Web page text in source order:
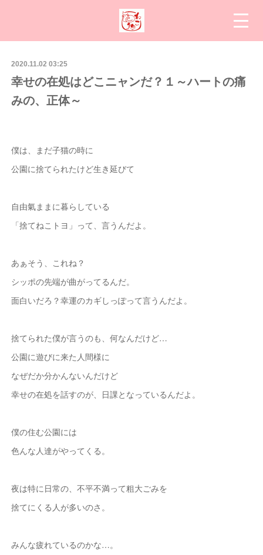
2020.11.02 03:25
幸せの在処はどこニャンだ？１～ハートの痛
みの、正体～
僕は、まだ子猫の時に
公園に捨てられたけど生き延びて
自由氣ままに暮らしている
「捨てねこトヨ」って、言うんだよ。
あぁそう、これね？
シッポの先端が曲がってるんだ。
面白いだろ？幸運のカギしっぽって言うんだよ。
捨てられた僕が言うのも、何なんだけど…
公園に遊びに来た人間様に
なぜだか分かんないんだけど
幸せの在処を話すのが、日課となっているんだよ。
僕の住む公園には
色んな人達がやってくる。
夜は特に日常の、不平不満って粗大ごみを
捨てにくる人が多いのさ。
みんな疲れているのかな…。